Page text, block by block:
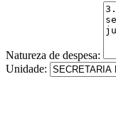
Natureza de despesa:
Unidade: